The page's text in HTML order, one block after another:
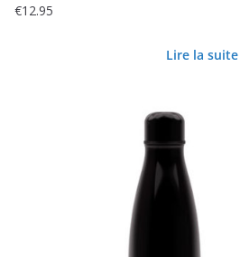
€12.95
Lire la suite